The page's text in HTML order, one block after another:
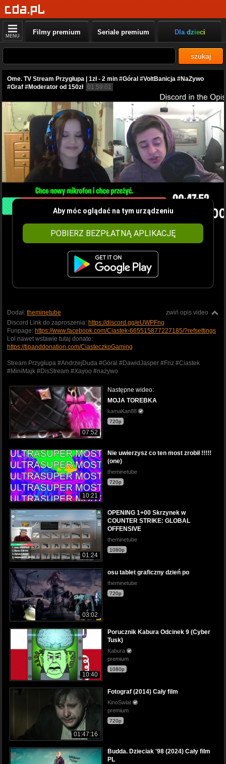
MENU Filmy premium Seriale premium Dla dzieci
szukaj
Ome. TV Stream Przygłupa | 1zł - 2 min #Góral #VoltBanicja #NaZywo
#Graf #Moderator od 150zł 01:59:01
Aby móc oglądać na tym urządzeniu
POBIERZ BEZPŁATNĄ APLIKACJĘ
zwiń opis video
Dodał: theminetube
Discord Link do zaproszenia: https://discord.gg/eUWPFng
Funpage: https://www.facebook.com/Ciastek-665515877227185/?refsettings
Lol nawet wstawie tutaj donate:
https://tipanddonation.com/CiasteczkoGaming
Stream Przygłupa #AndrzejDuda #Góral #DawidJasper #Friz #Ciastek
#MiniMajk #DisStream #Xayoo #nażywo
07:52
Następne wideo:
MOJA TOREBKA
kamaKan88
720p
10:21
Nie uwierzysz co ten most zrobił !!!!!
(one)
theminetube
720p
01:24
OPENING 1+00 Skrzynek w
COUNTER STRIKE: GLOBAL
OFFENSIVE
theminetube
1080p
03:02
osu tablet graficzny dzień po
theminetube
720p
10:40
Porucznik Kabura Odcinek 9 (Cyber
Tusk)
Kabura
premium
1080p
01:47:16
Fotograf (2014) Cały film
KinoSwiat
premium
720p
Budda. Dzieciak '98 (2024) Cały film
PL